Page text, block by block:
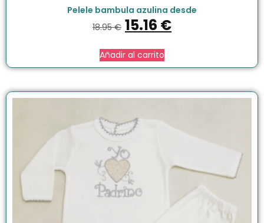
Pelele bambula azulina desde
18.95€ 15.16 €
Añadir al carrito